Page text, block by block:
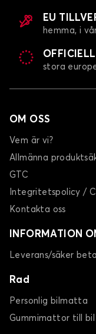
EU
hemma, i
stora
OM OSS
Vem är vi?
Allmänna
GTC
Integritetspolicy /
Kontakta oss
INFORMATION
Leverans/säker
Rad
Personlig bilmatta
Gummimattor till bil